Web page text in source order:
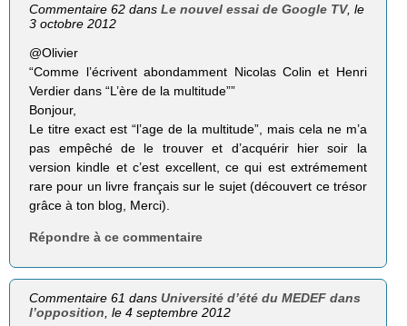
Commentaire 62 dansLe nouvel essai de Google TV, le
3 octobre 2012
@Olivier
“Comme l’écrivent abon­dam­ment Nico­las Colin et Henri
Ver­dier dans “L’ère de la mul­ti­tude””
Bonjour,
Le titre exact est “l’age de la multitude”, mais cela ne m’a
pas empêché de le trouver et d’acquérir hier soir la
version kindle et c’est excellent, ce qui est extrémement
rare pour un livre français sur le sujet (découvert ce trésor
grâce à ton blog, Merci).
Répondre à ce commentaire
Commentaire 61 dansUniversité d’été du MEDEF dans
l’opposition , le 4 septembre 2012